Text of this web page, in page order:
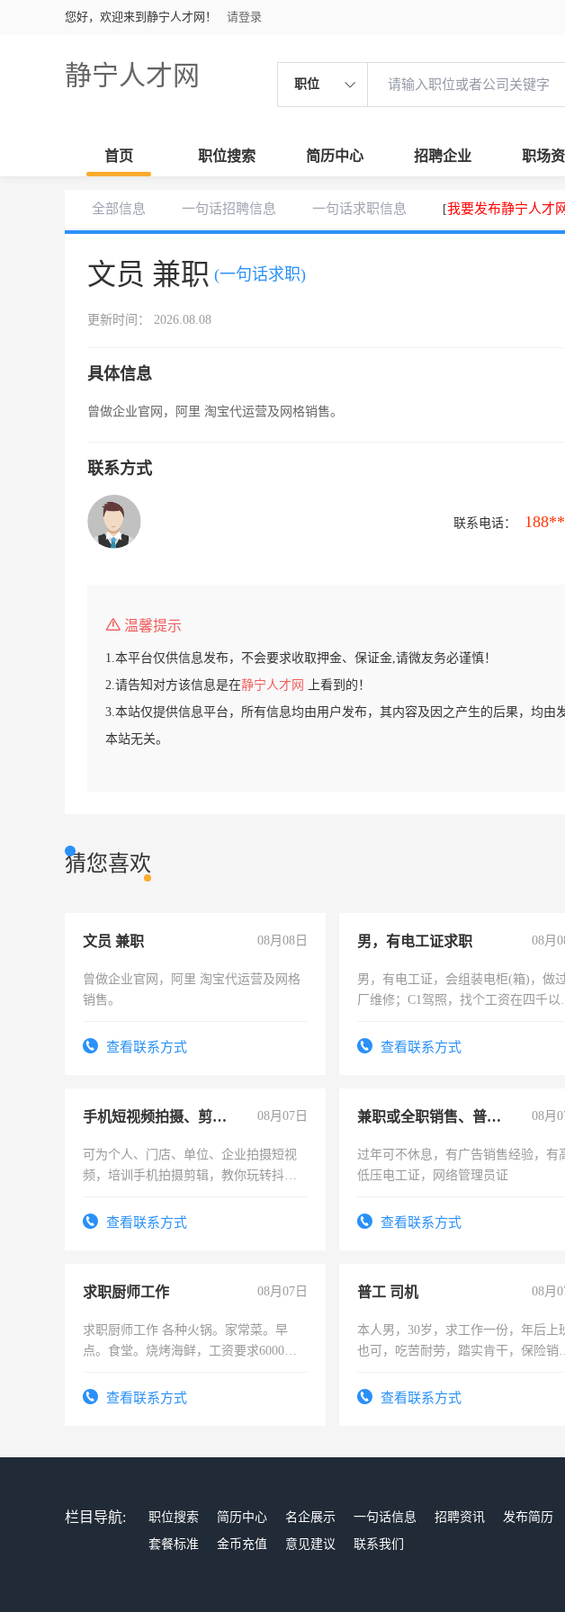
您好，欢迎来到静宁人才网！ 请登录
静宁人才网 职位
首页 职位搜索 简历中心 招聘企业 职场
全部信息 一句话招聘信息 一句话求职信息 [我要发布静宁人才
文员 兼职 (一句话求职)
更新时间： 2026.08.08
具体信息
曾做企业官网，阿里 淘宝代运营及网格销售。
联系方式
联系电话：
温馨提示
1.本平台仅供信息发布，不会要求收取押金、保证金,请微友务必谨慎！
2.请告知对方该信息是在静宁人才网
上看到的！
3.本站仅提供信息平台，所有信息均由用户发布，其内容及因之产生的后果，均由
本站无关。
猜您喜欢
文员 兼职 08月08日
曾做企业官网，阿里 淘宝代运营及网格
销售。
查看联系方式
男，有电工证求职 08月
男，有电工证，会组装电柜(箱)，做
厂维修；C1驾照，找个工资在四千以
电话查看联系方式
手机短视频拍摄、剪辑、抖音快手 08月07日
可为个人、门店、单位、企业拍摄短视
频，培训手机拍摄剪辑，教你玩转抖音
频，培训手机拍摄剪辑，教你玩转抖
查看联系方式
兼职或全职销售、普工、维修 08月
过年可不休息，有广告销售经验，有
低压电工证，网络管理员证
查看联系方式
求职厨师工作 08月07日
求职厨师工作 各种火锅。家常菜。早
点。食堂。烧烤海鲜，工资要求6000以
查看联系方式
普工 司机 08月
本人男，30岁，求工作一份，年后上
也可，吃苦耐劳，踏实肯干，保险销
查看联系方式
栏目导航: 职位搜索 简历中心 名企展示 一句话信息 招聘资讯 发布简历
套餐标准
金币充值 意见建议 联系我们